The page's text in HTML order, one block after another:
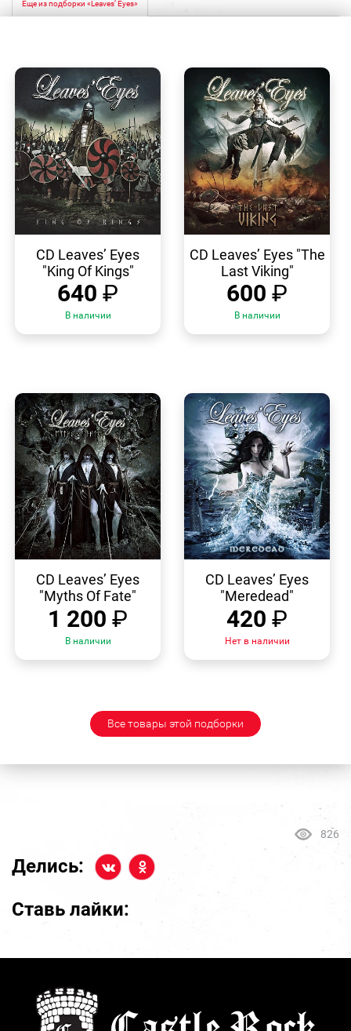
Еще из подборки «Leaves’ Eyes»
ПРОСМОТР
CD Leaves’ Eyes
"King Of Kings"
640 ₽
В наличии
ПРОСМОТР
CD Leaves’ Eyes "The
Last Viking"
600 ₽
В наличии
ПРОСМОТР
CD Leaves’ Eyes
"Myths Of Fate"
1 200 ₽
В наличии
ПРОСМОТР
CD Leaves’ Eyes
"Meredead"
420 ₽
Нет в наличии
Все товары этой подборки
826
Делись:
Ставь лайки: